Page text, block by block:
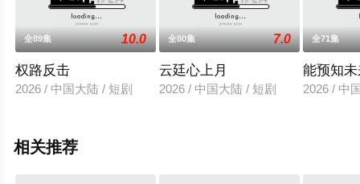
全89集 10.0
权路反击
2026 / 中国大陆 / 短剧
全80集 7.0
云廷心上月
2026 / 中国大陆 / 短剧
全71集
能预知
2026 / 中
相关推荐